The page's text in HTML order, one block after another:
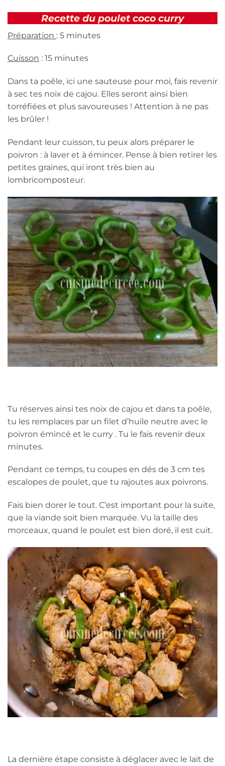
Recette du poulet coco curry
Préparation : 5 minutes
Cuisson : 15 minutes
Dans ta poêle, ici une sauteuse pour moi, fais revenir
à sec tes noix de cajou. Elles seront ainsi bien
torréfiées et plus savoureuses ! Attention à ne pas
les brûler !
Pendant leur cuisson, tu peux alors préparer le
poivron : à laver et à émincer. Pense à bien retirer les
petites graines, qui iront très bien au
lombricomposteur.
Tu réserves ainsi tes noix de cajou et dans ta poêle,
tu les remplaces par un filet d’huile neutre avec le
poivron émincé et le curry . Tu le fais revenir deux
minutes.
Pendant ce temps, tu coupes en dés de 3 cm tes
escalopes de poulet, que tu rajoutes aux poivrons.
Fais bien dorer le tout. C’est important pour la suite,
que la viande soit bien marquée. Vu la taille des
morceaux, quand le poulet est bien doré, il est cuit.
La dernière étape consiste à déglacer avec le lait de